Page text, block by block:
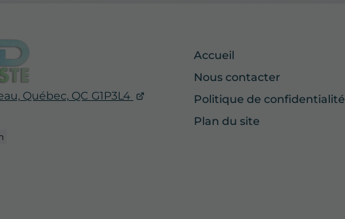
Québec, QC G1P3L4
Accueil
Nous contacter
Politique de confidentialité
Plan du site